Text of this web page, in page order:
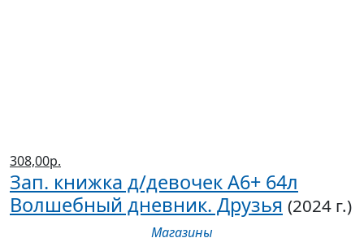
308,00р.
Зап. книжка д/девочек А6+ 64л
Волшебный дневник. Друзья (2024 г.)
Магазины